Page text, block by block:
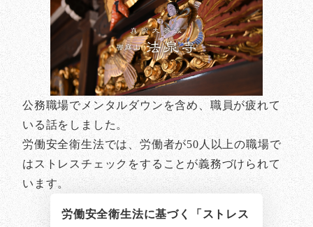
公務職場でメンタルダウンを含め、職員が疲れて
いる話をしました。
労働安全衛生法では、労働者が50人以上の職場で
はストレスチェックをすることが義務づけられて
います。
労働安全衛生法に基づく「ストレス